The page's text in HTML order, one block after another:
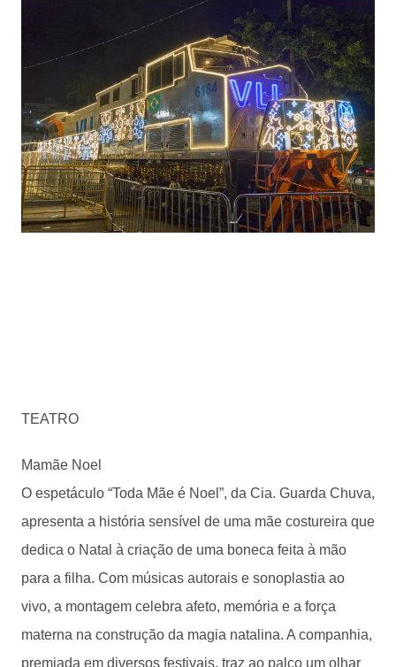
TEATRO
Mamãe Noel
O espetáculo “Toda Mãe é Noel”, da Cia. Guarda Chuva,
apresenta a história sensível de uma mãe costureira que
dedica o Natal à criação de uma boneca feita à mão
para a filha. Com músicas autorais e sonoplastia ao
vivo, a montagem celebra afeto, memória e a força
materna na construção da magia natalina. A companhia,
premiada em diversos festivais, traz ao palco um olhar